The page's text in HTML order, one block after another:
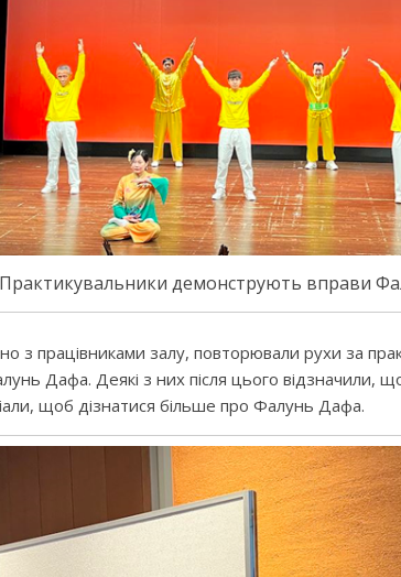
Практикувальники демонструють вправи
з працівниками залу, повторювали рухи за
Дафа. Деякі з них після цього відзначили,
щоб дізнатися більше про Фалунь Дафа.